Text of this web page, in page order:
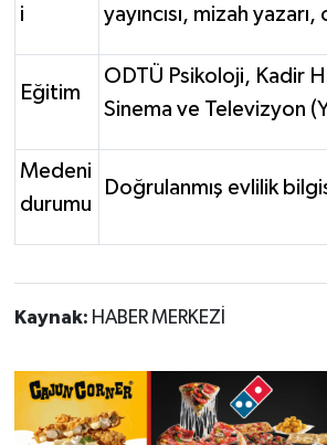
i
yayıncısı, mizah yazarı,
Eğitim
ODTÜ Psikoloji, Kadir
Sinema ve Televizyon
Medeni
durumu
Doğrulanmış evlilik
Kaynak: HABER MERKEZİ